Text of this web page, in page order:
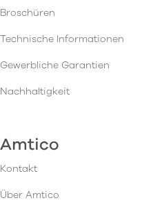
Broschüren
Technische Informationen
Gewerbliche Garantien
Nachhaltigkeit
Amtico
Kontakt
Über Amtico